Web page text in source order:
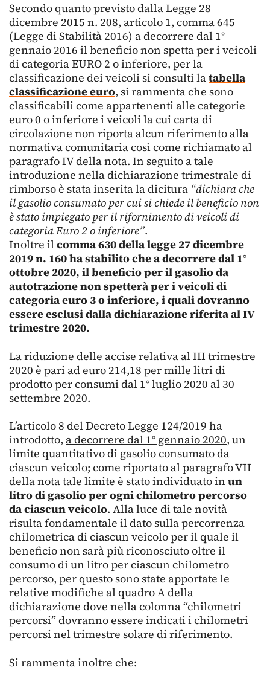
Secondo quanto previsto dalla Legge 28
dicembre 2015 n. 208, articolo 1, comma 645
(Legge di Stabilità 2016) a decorrere dal 1°
gennaio 2016 il beneficio non spetta per i veicoli
di categoria EURO 2 o inferiore, per la
classificazione dei veicoli si consulti latabella
classificazione euro, si rammenta che sono
classificabili come appartenenti alle categorie
euro 0 o inferiore i veicoli la cui carta di
circolazione non riporta alcun riferimento alla
normativa comunitaria così come richiamato al
paragrafo IV della nota. In seguito a tale
introduzione nella dichiarazione trimestrale di
rimborso è stata inserita la dicitura “dichiara che
il gasolio consumato per cui si chiede il beneficio non
è stato impiegato per il rifornimento di veicoli di
categoria Euro 2 o inferiore”.
Inoltre ilcomma 630 della legge 27 dicembre
2019 n. 160 ha stabilito che a decorrere dal 1°
ottobre 2020, il beneficio per il gasolio da
autotrazione non spetterà per i veicoli di
categoria euro 3 o inferiore, i quali dovranno
essere esclusi dalla dichiarazione riferita al IV
trimestre 2020.
La riduzione delle accise relativa al III trimestre
2020 è pari ad euro 214,18 per mille litri di
prodotto per consumi dal 1° luglio 2020 al 30
settembre 2020.
L’articolo 8 del Decreto Legge 124/2019 ha
introdotto, a decorrere dal 1° gennaio 2020, un
limite quantitativo di gasolio consumato da
ciascun veicolo; come riportato al paragrafo VII
della nota tale limite è stato individuato in un
litro di gasolio per ogni chilometro percorso
da ciascun veicolo. Alla luce di tale novità
risulta fondamentale il dato sulla percorrenza
chilometrica di ciascun veicolo per il quale il
beneficio non sarà più riconosciuto oltre il
consumo di un litro per ciascun chilometro
percorso, per questo sono state apportate le
relative modifiche al quadro A della
dichiarazione dove nella colonna “chilometri
percorsi”dovranno essere indicati i chilometri
percorsi nel trimestre solare di riferimento.
Si rammenta inoltre che: